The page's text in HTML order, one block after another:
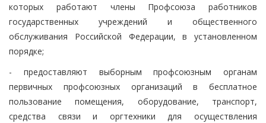
которых работают члены Профсоюза работников
государственных учреждений и общественного
обслуживания Российской Федерации, в установленном
порядке;
- предоставляют выборным профсоюзным органам
первичных профсоюзных организаций в бесплатное
пользование помещения, оборудование, транспорт,
средства связи и оргтехники для осуществления